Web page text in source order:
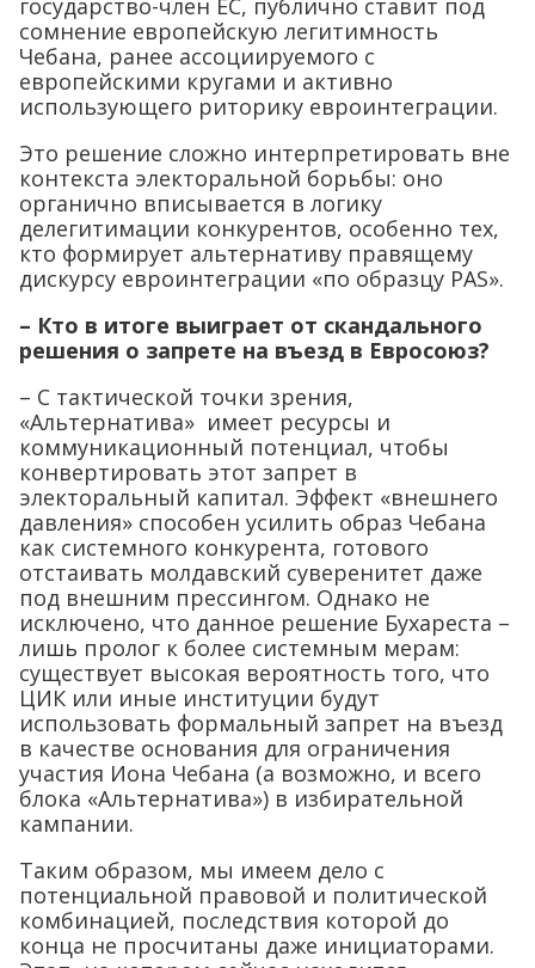
государство-член ЕС, публично ставит под
сомнение европейскую легитимность
Чебана, ранее ассоциируемого с
европейскими кругами и активно
использующего риторику евроинтеграции.
Это решение сложно интерпретировать вне
контекста электоральной борьбы: оно
органично вписывается в логику
делегитимации конкурентов, особенно тех,
кто формирует альтернативу правящему
дискурсу евроинтеграции «по образцу PAS».
– Кто в итоге выиграет от скандального
решения о запрете на въезд в Евросоюз?
– С тактической точки зрения,
«Альтернатива» имеет ресурсы и
коммуникационный потенциал, чтобы
конвертировать этот запрет в
электоральный капитал. Эффект «внешнего
давления» способен усилить образ Чебана
как системного конкурента, готового
отстаивать молдавский суверенитет даже
под внешним прессингом. Однако не
исключено, что данное решение Бухареста –
лишь пролог к более системным мерам:
существует высокая вероятность того, что
ЦИК или иные институции будут
использовать формальный запрет на въезд
в качестве основания для ограничения
участия Иона Чебана (а возможно, и всего
блока «Альтернатива») в избирательной
кампании.
Таким образом, мы имеем дело с
потенциальной правовой и политической
комбинацией, последствия которой до
конца не просчитаны даже инициаторами.